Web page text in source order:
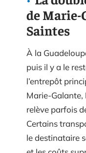
de Marie-
Saintes
À la
puis il y a le
l’entrepôt
Marie-Galante,
relève parfois
Certains
le destinataire